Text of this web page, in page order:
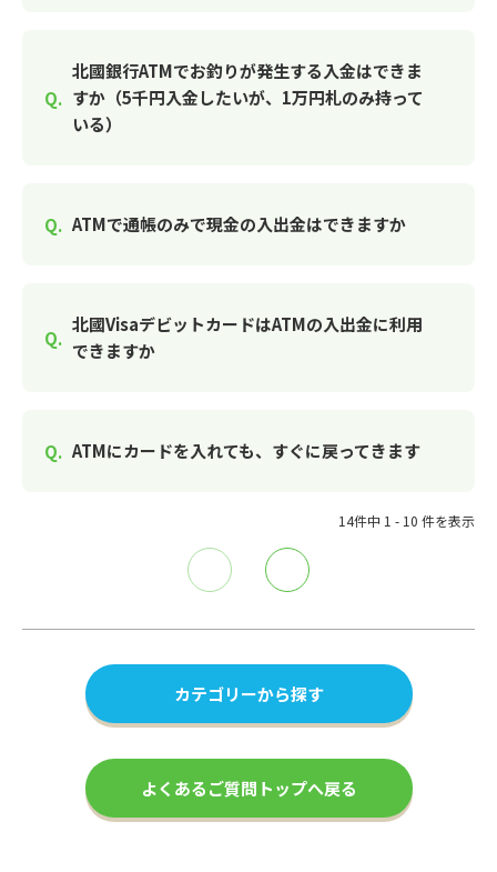
北國銀行ATMでお釣りが発生する入金はできま
すか（5千円入金したいが、1万円札のみ持って
いる）
ATMで通帳のみで現金の入出金はできますか
北國VisaデビットカードはATMの入出金に利用
できますか
ATMにカードを入れても、すぐに戻ってきます
14件中 1 - 10 件を表示
カテゴリーから探す
よくあるご質問トップへ戻る